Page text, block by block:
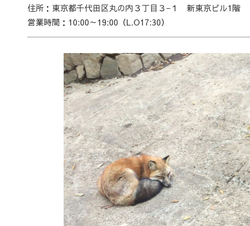
住所：東京都千代田区丸の内３丁目３−１ 新東京ビル1階
営業時間：10:00～19:00（L.O17:30）